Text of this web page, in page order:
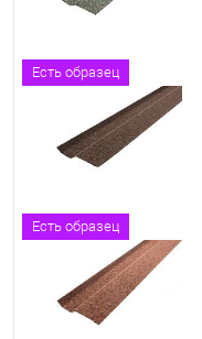
Есть образец
Есть образец